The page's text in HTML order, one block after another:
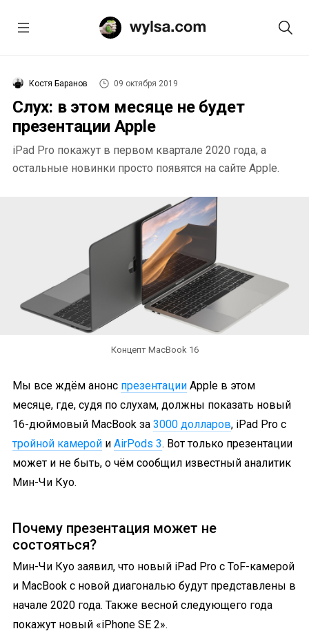
Костя Баранов 09 октября 2019
Слух: в этом месяце не будет
презентации Apple
iPad Pro покажут в первом квартале 2020 года, а
остальные новинки просто появятся на сайте Apple.
Концепт MacBook 16
Мы все ждём анонс презентации Apple в этом
месяце, где, судя по слухам, должны показать новый
16-дюймовый MacBook за 3000 долларов, iPad Pro с
тройной камерой и AirPods 3. Вот только презентации
может и не быть, о чём сообщил известный аналитик
Мин-Чи Куо.
Почему презентация может не
состояться?
Мин-Чи Куо заявил, что новый iPad Pro с ToF-камерой
и MacBook с новой диагональю будут представлены в
начале 2020 года. Также весной следующего года
покажут новый «iPhone SE 2».